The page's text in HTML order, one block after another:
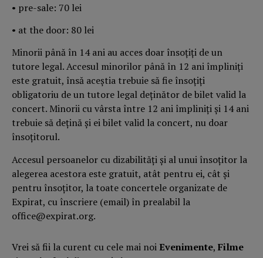
•⁠ ⁠pre-sale: 70 lei
•⁠ ⁠at the door: 80 lei
Minorii până în 14 ani au acces doar însoțiți de un
tutore legal. Accesul minorilor până în 12 ani împliniți
este gratuit, însă aceștia trebuie să fie însoțiți
obligatoriu de un tutore legal deținător de bilet valid la
concert. Minorii cu vârsta între 12 ani împliniți și 14 ani
trebuie să dețină și ei bilet valid la concert, nu doar
însoțitorul.
Accesul persoanelor cu dizabilități și al unui însoțitor la
alegerea acestora este gratuit, atât pentru ei, cât și
pentru însoțitor, la toate concertele organizate de
Expirat, cu înscriere (email) în prealabil la
office@expirat.org.
Vrei să fii la curent cu cele mai noiEvenimente, Filme